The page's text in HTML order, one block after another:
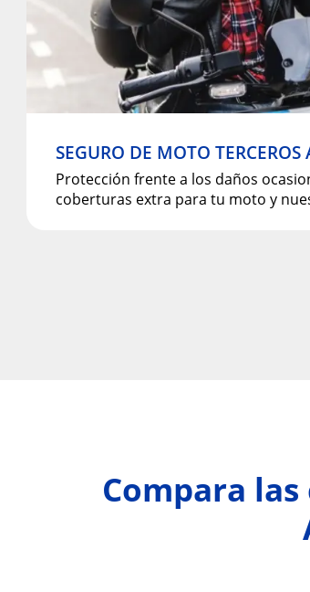
SEGURO DE MOTO
Protección frente a los daños
coberturas extra para tu moto y
Compara